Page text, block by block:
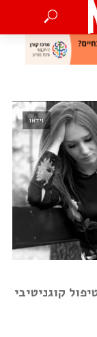
וידאו
קוגניטיבי